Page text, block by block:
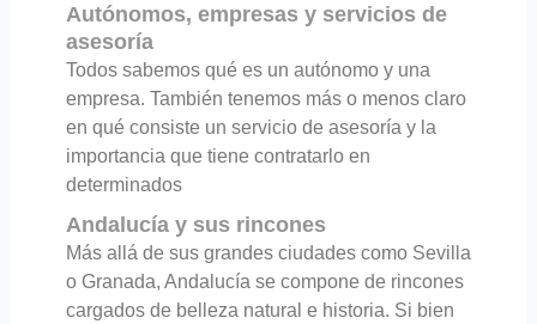
Autónomos, empresas y servicios de
asesoría
Todos sabemos qué es un autónomo y una
empresa. También tenemos más o menos claro
en qué consiste un servicio de asesoría y la
importancia que tiene contratarlo en
determinados
Andalucía y sus rincones
Más allá de sus grandes ciudades como Sevilla
o Granada, Andalucía se compone de rincones
cargados de belleza natural e historia. Si bien